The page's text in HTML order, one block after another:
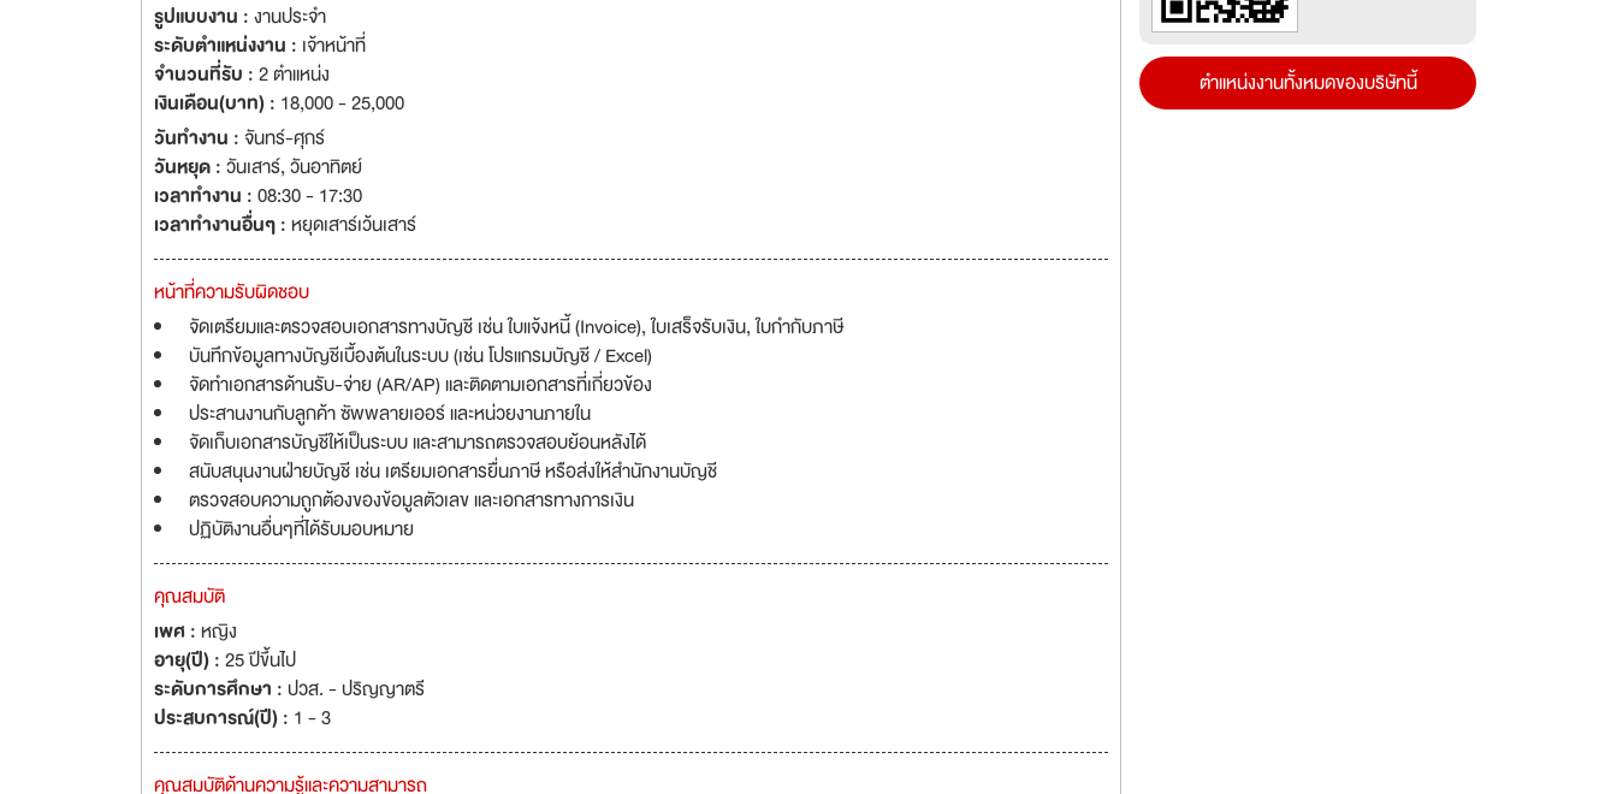
รูปแบบงาน :งานประจำ
ระดับตำแหน่งงาน : เจ้าหน้าที่
จำนวนที่รับ :2 ตำแหน่ง
เงินเดือน(บาท) : 18,000 - 25,000
วันทำงาน : จันทร์-ศุกร์
วันหยุด :วันเสาร์,วันอาทิตย์
เวลาทำงาน :08:30 - 17:30
เวลาทำงานอื่นๆ :หยุดเสาร์เว้นเสาร์
หน้าที่ความรับผิดชอบ
จัดเตรียมและตรวจสอบเอกสารทางบัญชี เช่น ใบแจ้งหนี้ (Invoice), ใบเสร็จรับเงิน, ใบกำกับภาษี
บันทึกข้อมูลทางบัญชีเบื้องต้นในระบบ (เช่น โปรแกรมบัญชี / Excel)
จัดทำเอกสารด้านรับ-จ่าย (AR/AP) และติดตามเอกสารที่เกี่ยวข้อง
ประสานงานกับลูกค้า ซัพพลายเออร์ และหน่วยงานภายใน
จัดเก็บเอกสารบัญชีให้เป็นระบบ และสามารถตรวจสอบย้อนหลังได้
สนับสนุนงานฝ่ายบัญชี เช่น เตรียมเอกสารยื่นภาษี หรือส่งให้สำนักงานบัญชี
ตรวจสอบความถูกต้องของข้อมูลตัวเลข และเอกสารทางการเงิน
ปฏิบัติงานอื่นๆที่ได้รับมอบหมาย
คุณสมบัติ
เพศ :หญิง
อายุ(ปี) :25 ปีขึ้นไป
ระดับการศึกษา :ปวส. - ปริญญาตรี
ประสบการณ์(ปี) : 1 - 3
คุณสมบัติด้านความรู้และความสามารถ
ตำแหน่งงานทั้งหมดของบริษัทนี้